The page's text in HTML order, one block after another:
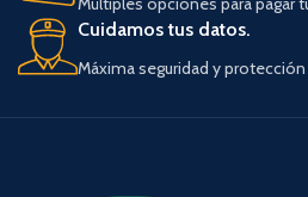
Cuidamos tus datos.
Máxima seguridad y protección